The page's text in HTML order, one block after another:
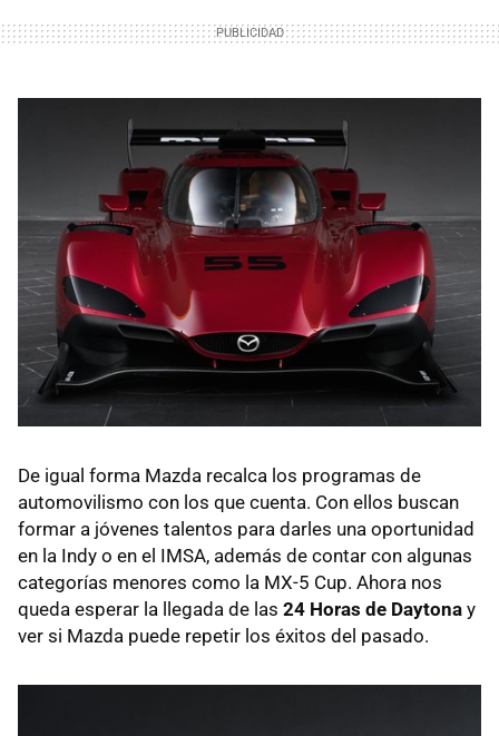
De igual forma Mazda recalca los programas de
automovilismo con los que cuenta. Con ellos buscan
formar a jóvenes talentos para darles una oportunidad
en la Indy o en el IMSA, además de contar con algunas
categorías menores como la MX-5 Cup. Ahora nos
queda esperar la llegada de las 24 Horas de Daytona y
ver si Mazda puede repetir los éxitos del pasado.